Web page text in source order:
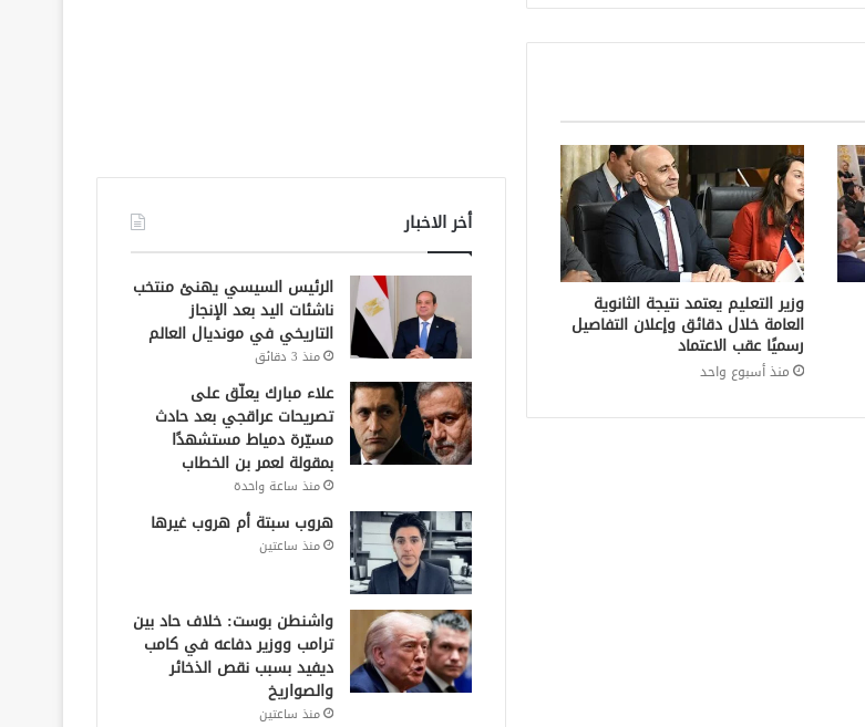
وزير التعليم يعتمد نتيجة الثانوية
العامة خلال دقائق وإعلان التفاصيل
رسميًا عقب الاعتماد
منذ أسبوع واحد
أخر الاخبار
الرئيس السيسي يهنئ منتخب
ناشئات اليد بعد الإنجاز
التاريخي في مونديال العالم
منذ 3 دقائق
علاء مبارك يعلّق على
تصريحات عراقجي بعد حادث
مسيّرة دمياط مستشهدًا
بمقولة لعمر بن الخطاب
منذ ساعة واحدة
هروب سبتة أم هروب غيرها
منذ ساعتين
واشنطن بوست: خلاف حاد بين
ترامب ووزير دفاعه في كامب
ديفيد بسبب نقص الذخائر
والصواريخ
منذ ساعتين